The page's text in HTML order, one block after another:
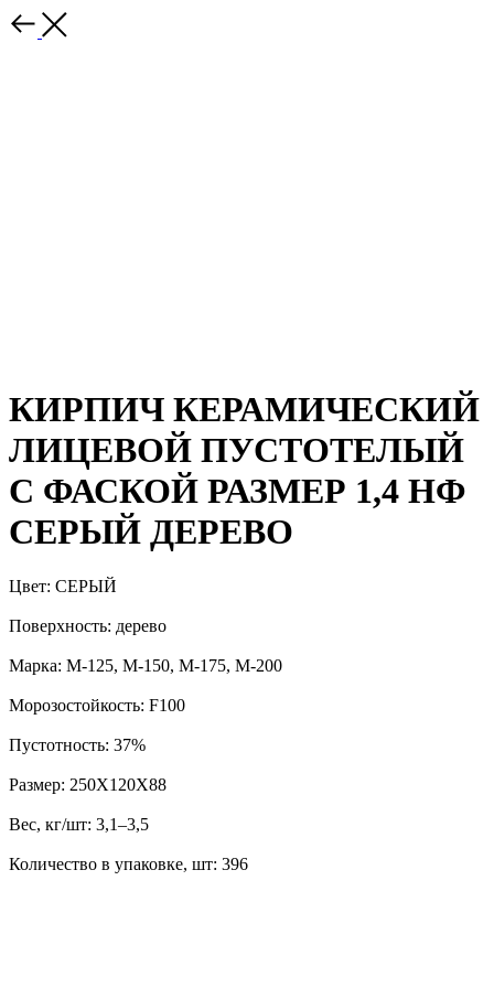
КИРПИЧ КЕРАМИЧЕСКИЙ
ЛИЦЕВОЙ ПУСТОТЕЛЫЙ
С ФАСКОЙ РАЗМЕР 1,4 НФ
СЕРЫЙ ДЕРЕВО
Цвет: СЕРЫЙ
Поверхность: дерево
Марка: М-125, М-150, М-175, М-200
Морозостойкость: F100
Пустотность: 37%
Размер: 250Х120Х88
Вес, кг/шт: 3,1–3,5
Количество в упаковке, шт: 396